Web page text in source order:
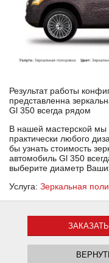
Результат работы
представленна
Gl 350 всегда рядом
В нашей мастерской мы
практически любого
бы узнать стоимость
автомобиль Gl 350
выберите диаметр
Услуга: Зеркальная